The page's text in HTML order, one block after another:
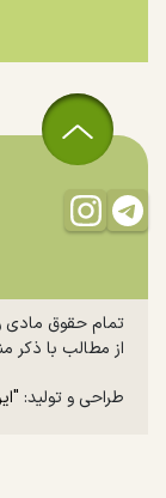
تمام حقوق مادی
از مطالب با ذکر
طراحی و تولید: